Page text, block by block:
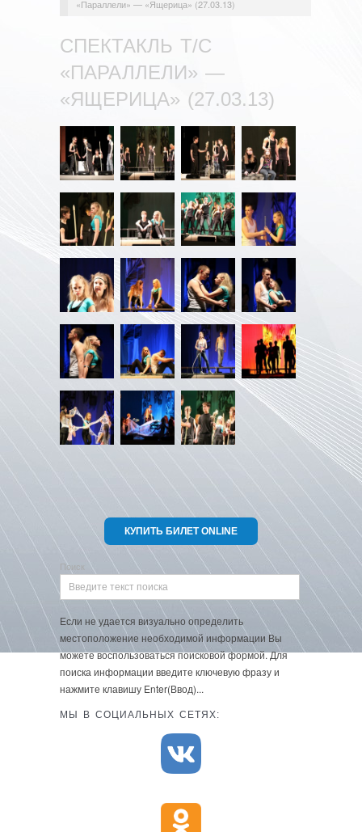
«Параллели» — «Ящерица» (27.03.13)
СПЕКТАКЛЬ Т/С
«ПАРАЛЛЕЛИ» —
«ЯЩЕРИЦА» (27.03.13)
КУПИТЬ БИЛЕТ ONLINE
Поиск
Если не удается визуально определить
местоположение необходимой информации Вы
можете воспользоваться поисковой формой. Для
поиска информации введите ключевую фразу и
нажмите клавишу Enter(Ввод)...
МЫ В СОЦИАЛЬНЫХ СЕТЯХ: